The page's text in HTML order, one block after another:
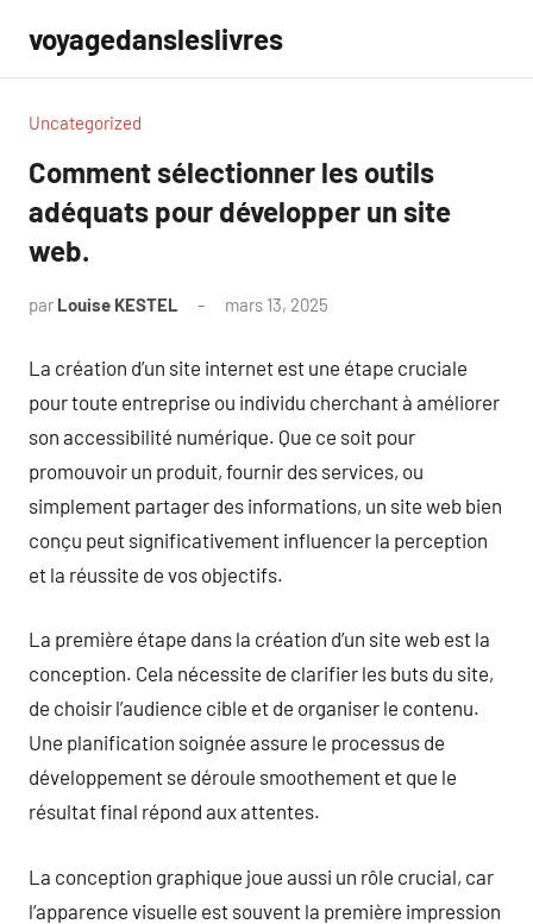
contenu
voyagedansleslivres
Uncategorized
Comment sélectionner les outils
adéquats pour développer un site
web.
par Louise KESTEL mars 13, 2025
La création d’un site internet est une étape cruciale
pour toute entreprise ou individu cherchant à améliorer
son accessibilité numérique. Que ce soit pour
promouvoir un produit, fournir des services, ou
simplement partager des informations, un site web bien
conçu peut significativement influencer la perception
et la réussite de vos objectifs.
La première étape dans la création d’un site web est la
conception. Cela nécessite de clarifier les buts du site,
de choisir l’audience cible et de organiser le contenu.
Une planification soignée assure le processus de
développement se déroule smoothement et que le
résultat final répond aux attentes.
La conception graphique joue aussi un rôle crucial, car
l’apparence visuelle est souvent la première impression